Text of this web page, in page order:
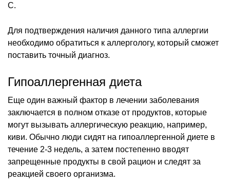
C.
Для подтверждения наличия данного типа аллергии
необходимо обратиться к аллергологу, который сможет
поставить точный диагноз.
Гипоаллергенная диета
Еще один важный фактор в лечении заболевания
заключается в полном отказе от продуктов, которые
могут вызывать аллергическую реакцию, например,
киви. Обычно люди сидят на гипоаллергенной диете в
течение 2-3 недель, а затем постепенно вводят
запрещенные продукты в свой рацион и следят за
реакцией своего организма.